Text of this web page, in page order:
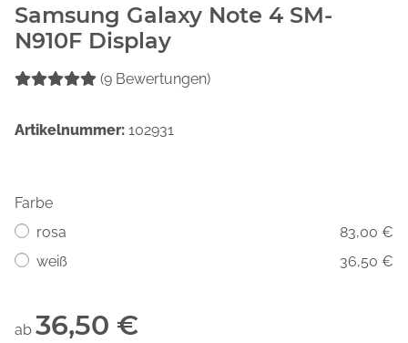
Samsung Galaxy Note 4 SM-
N910F Display
(9 Bewertungen)
Artikelnummer: 102931
Farbe
rosa
83,00 €
weiß
36,50 €
ab 36,50 €